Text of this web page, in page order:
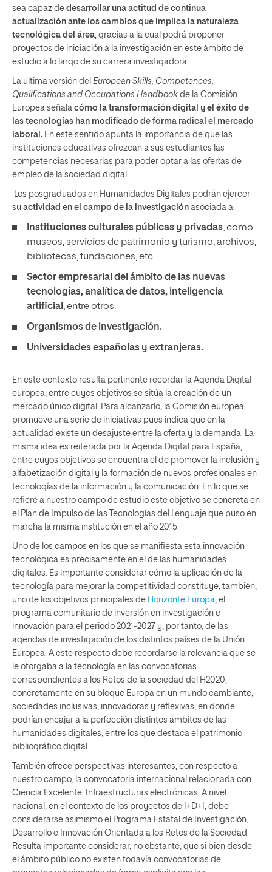
sea capaz de desarrollar una actitud de continua
actualización ante los cambios que implica la naturaleza
tecnológica del área, gracias a la cual podrá proponer
proyectos de iniciación a la investigación en este ámbito de
estudio a lo largo de su carrera investigadora.
La última versión del European Skills, Competences,
Qualifications and Occupations Handbook de la Comisión
Europea señala cómo la transformación digital y el éxito de
las tecnologías han modificado de forma radical el mercado
laboral. En este sentido apunta la importancia de que las
instituciones educativas ofrezcan a sus estudiantes las
competencias necesarias para poder optar a las ofertas de
empleo de la sociedad digital.
Los posgraduados en Humanidades Digitales podrán ejercer
su actividad en el campo de la investigación asociada a:
Instituciones culturales públicas y privadas, como
museos, servicios de patrimonio y turismo, archivos,
bibliotecas, fundaciones, etc.
Sector empresarial del ámbito de las nuevas
tecnologías, analítica de datos, inteligencia
artificial , entre otros.
Organismos de investigación.
Universidades españolas y extranjeras.
En este contexto resulta pertinente recordar la Agenda Digital
europea, entre cuyos objetivos se sitúa la creación de un
mercado único digital. Para alcanzarlo, la Comisión europea
promueve una serie de iniciativas pues indica que en la
actualidad existe un desajuste entre la oferta y la demanda. La
misma idea es reiterada por la Agenda Digital para España,
entre cuyos objetivos se encuentra el de promover la inclusión y
alfabetización digital y la formación de nuevos profesionales en
tecnologías de la información y la comunicación. En lo que se
refiere a nuestro campo de estudio este objetivo se concreta en
el Plan de Impulso de las Tecnologías del Lenguaje que puso en
marcha la misma institución en el año 2015.
Uno de los campos en los que se manifiesta esta innovación
tecnológica es precisamente en el de las humanidades
digitales. Es importante considerar cómo la aplicación de la
tecnología para mejorar la competitividad constituye, también,
uno de los objetivos principales de Horizonte Europa, el
programa comunitario de inversión en investigación e
innovación para el periodo 2021-2027 y, por tanto, de las
agendas de investigación de los distintos países de la Unión
Europea. A este respecto debe recordarse la relevancia que se
le otorgaba a la tecnología en las convocatorias
correspondientes a los Retos de la sociedad del H2020,
concretamente en su bloque Europa en un mundo cambiante,
sociedades inclusivas, innovadoras y reflexivas, en donde
podrían encajar a la perfección distintos ámbitos de las
humanidades digitales, entre los que destaca el patrimonio
bibliográfico digital.
También ofrece perspectivas interesantes, con respecto a
nuestro campo, la convocatoria internacional relacionada con
Ciencia Excelente. Infraestructuras electrónicas. A nivel
nacional, en el contexto de los proyectos de I+D+I, debe
considerarse asimismo el Programa Estatal de Investigación,
Desarrollo e Innovación Orientada a los Retos de la Sociedad.
Resulta importante considerar, no obstante, que si bien desde
el ámbito público no existen todavía convocatorias de